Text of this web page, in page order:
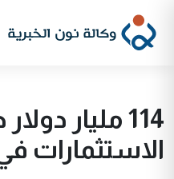
114 مليار
الاستثمارات